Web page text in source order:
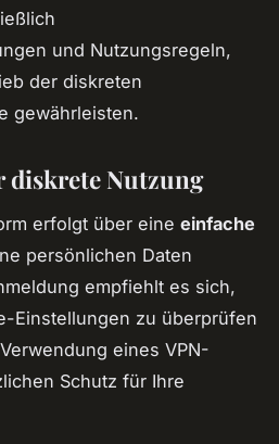
und Nutzungsregeln,
der diskreten
gewährleisten.
diskrete Nutzung
erfolgt über eine einfache
persönlichen Daten
empfiehlt es sich,
Einstellungen zu überprüfen
eines VPN-
Schutz für Ihre